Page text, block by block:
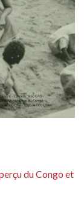
du Congo et